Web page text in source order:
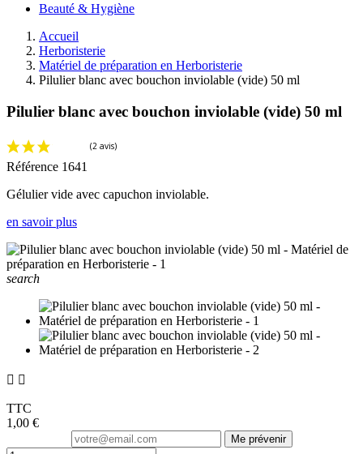
Beauté & Hygiène
Accueil
Herboristerie
Matériel de préparation en Herboristerie
Pilulier blanc avec bouchon inviolable (vide) 50 ml
Pilulier blanc avec bouchon inviolable (vide) 50 ml
Référence 1641
Gélulier vide avec capuchon inviolable.
en savoir plus
search
 
TTC
1,00 €
Me prévenir